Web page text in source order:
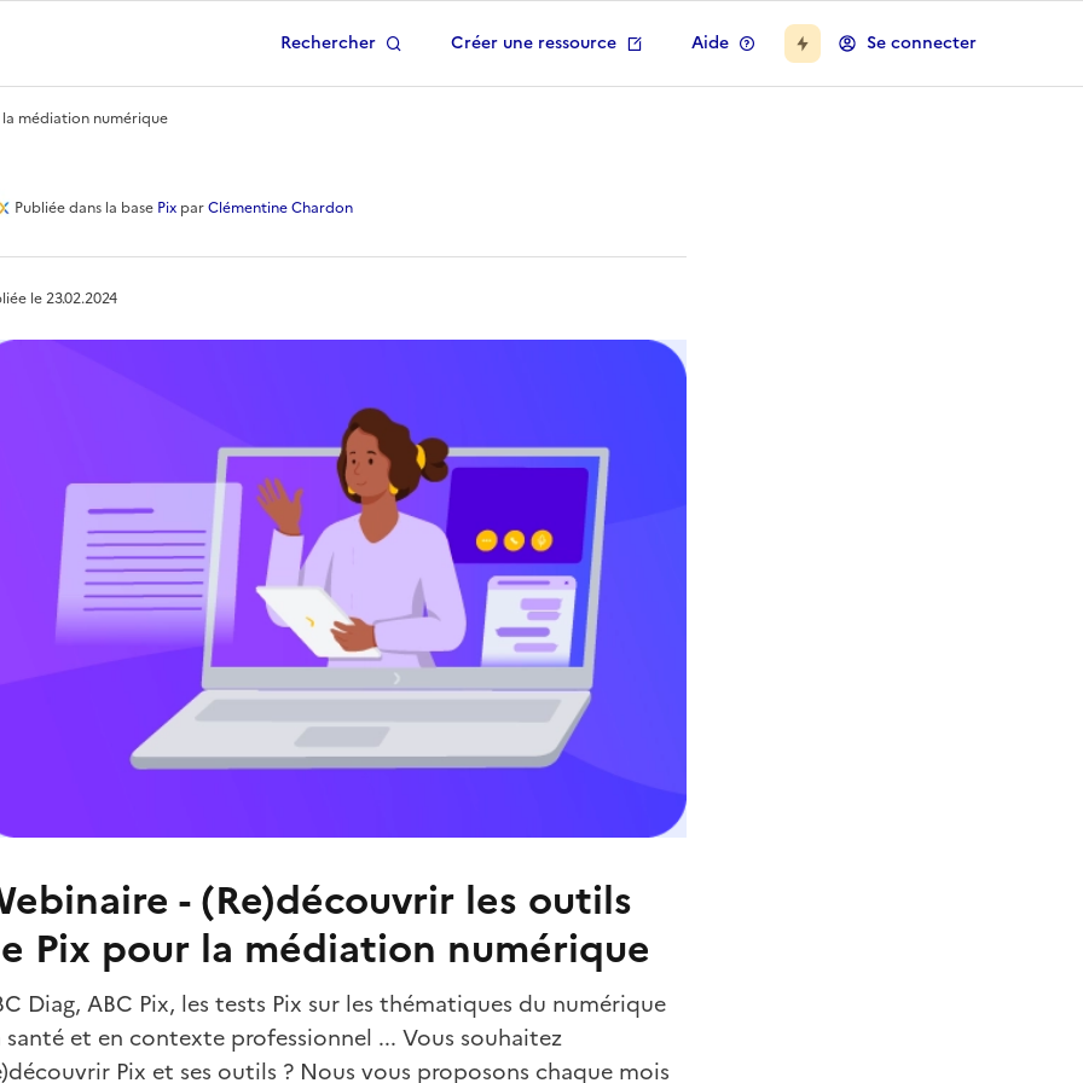
la page d'accueil
Rechercher Créer une ressource Aide Se connecter
médiation numérique
les outils de Pix pour la médiation
Publiéedans la base PixparClémentine Chardon
le23.02.2024
- (Re)découvrir les outils
Pix pour la médiation numérique
Diag, ABC Pix, les tests Pix sur les thématiques du numérique
santé et en contexte professionnel ... Vous souhaitez
Pix et ses outils ? Nous vous proposons chaque mois